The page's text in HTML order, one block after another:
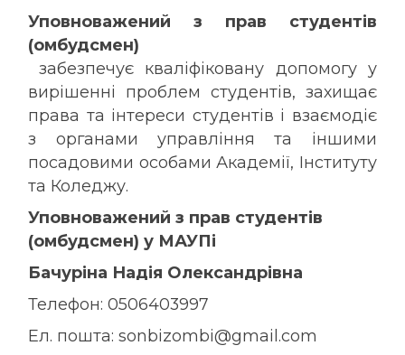
Уповноважений з прав студентів
(омбудсмен)
забезпечує кваліфіковану допомогу у
вирішенні проблем студентів, захищає
права та інтереси студентів і взаємодіє
з органами управління та іншими
посадовими особами Академії, Інституту
та Коледжу.
Уповноважений з прав студентів
(омбудсмен) у МАУПі
Бачуріна Надія Олександрівна
Телефон: 0506403997
Ел. пошта:sonbizombi@gmail.com